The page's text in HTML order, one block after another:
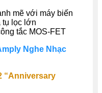
mẽ với máy biến
tụ lọc lớn
tắc MOS-FET
Nghe Nhạc
“Anniversary